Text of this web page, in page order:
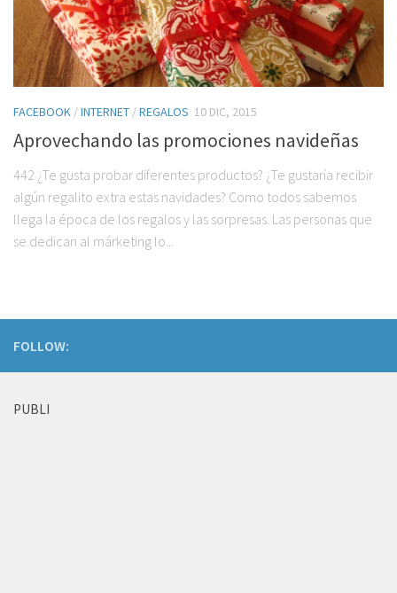
FACEBOOK /INTERNET /REGALOS 10 DIC, 2015
Aprovechando las promociones navideñas
442 ¿Te gusta probar diferentes productos? ¿Te gustaría recibir
algún regalito extra estas navidades? Como todos sabemos
llega la época de los regalos y las sorpresas. Las personas que
se dedican al márketing lo...
FOLLOW:
PUBLI